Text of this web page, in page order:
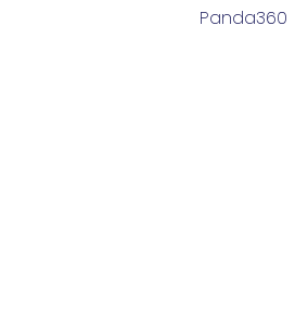
Panda360